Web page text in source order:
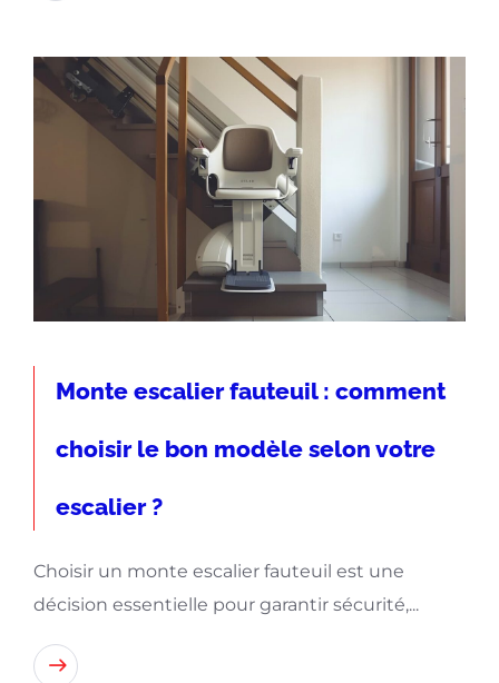
Monte escalier fauteuil : comment
choisir le bon modèle selon votre
escalier ?
Choisir un monte escalier fauteuil est une
décision essentielle pour garantir sécurité,...